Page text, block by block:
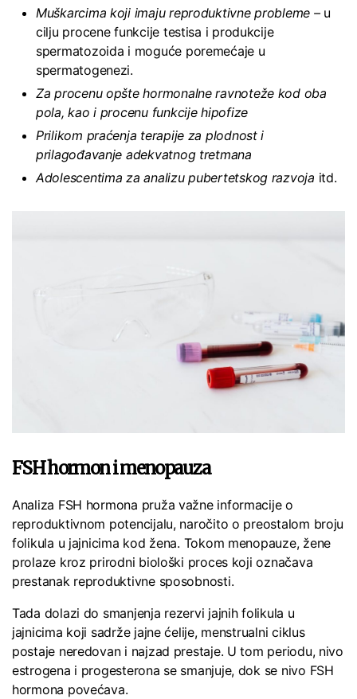
Muškarcima koji imaju reproduktivne probleme – u
cilju procene funkcije testisa i produkcije
spermatozoida i moguće poremećaje u
spermatogenezi.
Za procenu opšte hormonalne ravnoteže kod oba
pola, kao i procenu funkcije hipofize
Prilikom praćenja terapije za plodnost i
prilagođavanje adekvatnog tretmana
Adolescentima za analizu pubertetskog razvoja itd.
FSH hormon i menopauza
Analiza FSH hormona pruža važne informacije o
reproduktivnom potencijalu, naročito o preostalom broju
folikula u jajnicima kod žena. Tokom menopauze, žene
prolaze kroz prirodni biološki proces koji označava
prestanak reproduktivne sposobnosti.
Tada dolazi do smanjenja rezervi jajnih folikula u
jajnicima koji sadrže jajne ćelije, menstrualni ciklus
postaje neredovan i najzad prestaje. U tom periodu, nivo
estrogena i progesterona se smanjuje, dok se nivo FSH
hormona povećava.